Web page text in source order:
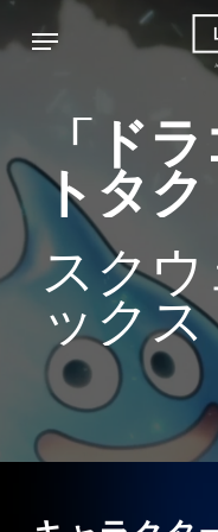
to
Menu
「ド
トタク
スク
ックス